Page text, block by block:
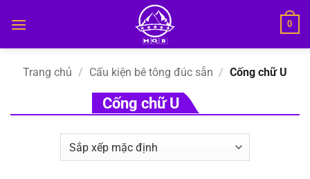
qua
0
Trang chủ / Cấu kiện bê tông đúc sẵn / Cống chữ U
Cống chữ U